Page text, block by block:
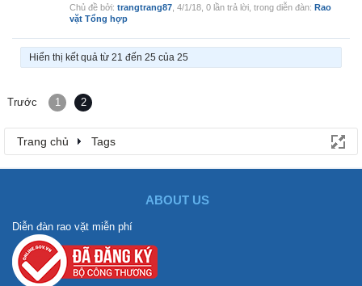
Chủ đề bởi: trangtrang87 4/1/18 , 0 lần trả lời, trong diễn đàn: Rao
vặt Tổng hợp
Hiển thị kết quả từ 21 đến 25 của 25
Trước 1 2
Trang chủ Tags
ABOUT US
Diễn đàn rao vặt miễn phí